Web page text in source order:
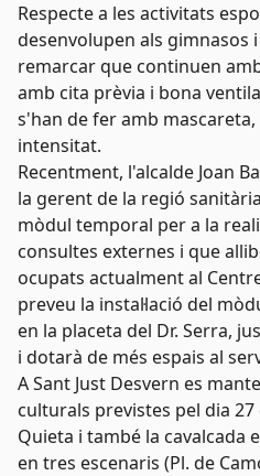
Respecte a les activitats
desenvolupen als gimnasos
remarcar que continuen
amb cita prèvia i bona
s'han de fer amb
intensitat.
Recentment, l'alcalde Joan
la gerent de la regió
mòdul temporal per a la
consultes externes i que
ocupats actualment al
preveu la instal·lació del
en la placeta del Dr. Serra,
i dotarà de més espais al
A Sant Just Desvern es
culturals previstes pel dia
Quieta i també la cavalcada
en tres escenaris (Pl. de